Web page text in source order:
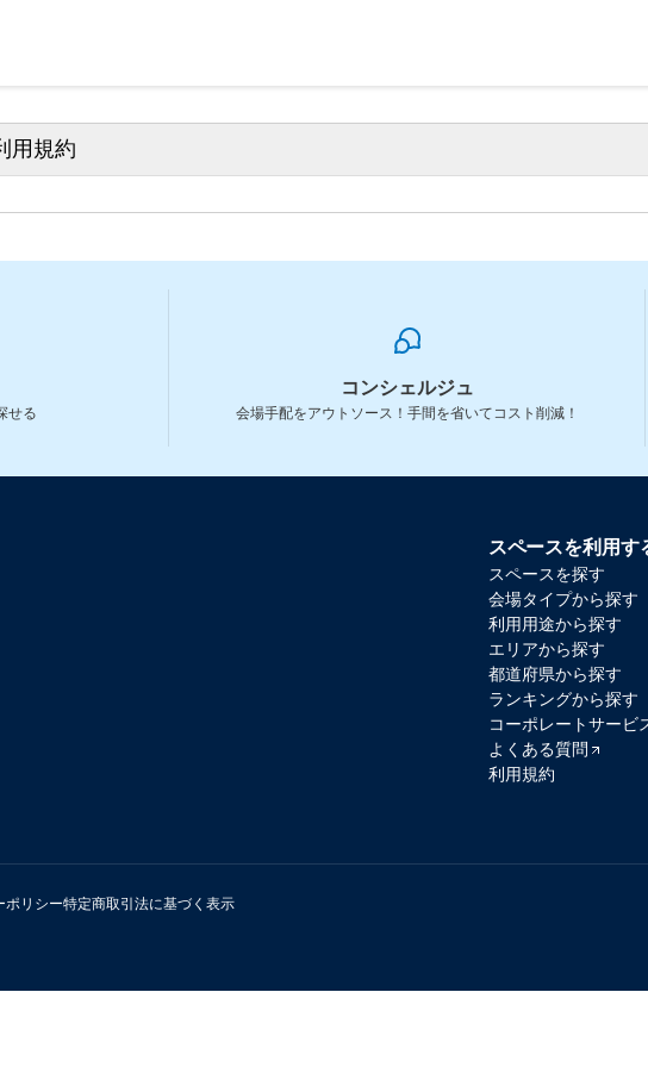
用規約
せる
コンシェルジュ
会場手配をアウトソース！手間を省いてコスト削減！
スペースを利用す
スペースを探す
会場タイプから探す
利用用途から探す
エリアから探す
都道府県から探す
ランキングから探す
コーポレートサービ
よくある質問
利用規約
ポリシー特定商取引法に基づく表示